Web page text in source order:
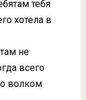
тебя
хотела в
не
всего
волком